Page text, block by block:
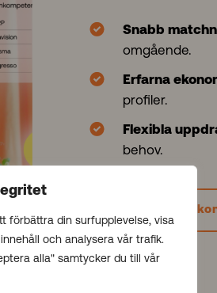
förbättra din surfupplevelse, visa
och analysera vår trafik.
alla" samtycker du till vår
Snabb
omgående.
Erfarna
profiler.
Flexibla
behov.
Hitta rätt